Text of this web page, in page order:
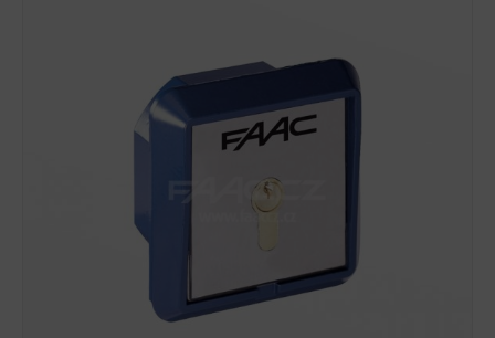
Detail